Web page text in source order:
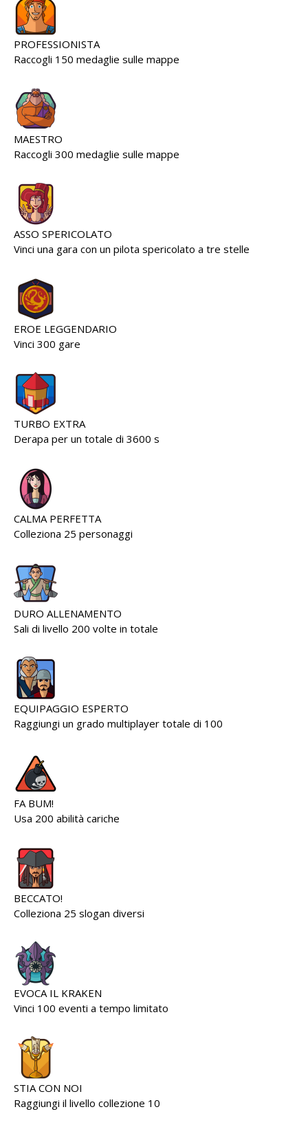
PROFESSIONISTA
Raccogli 150 medaglie sulle mappe
MAESTRO
Raccogli 300 medaglie sulle mappe
ASSO SPERICOLATO
Vinci una gara con un pilota spericolato a tre stelle
EROE LEGGENDARIO
Vinci 300 gare
TURBO EXTRA
Derapa per un totale di 3600 s
CALMA PERFETTA
Colleziona 25 personaggi
DURO ALLENAMENTO
Sali di livello 200 volte in totale
EQUIPAGGIO ESPERTO
Raggiungi un grado multiplayer totale di 100
FA BUM!
Usa 200 abilità cariche
BECCATO!
Colleziona 25 slogan diversi
EVOCA IL KRAKEN
Vinci 100 eventi a tempo limitato
STIA CON NOI
Raggiungi il livello collezione 10